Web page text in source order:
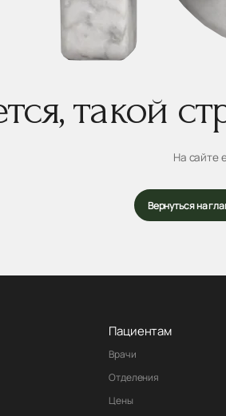
такой
На сайте
Вернуться на
Пациентам
Врачи
Отделения
Цены